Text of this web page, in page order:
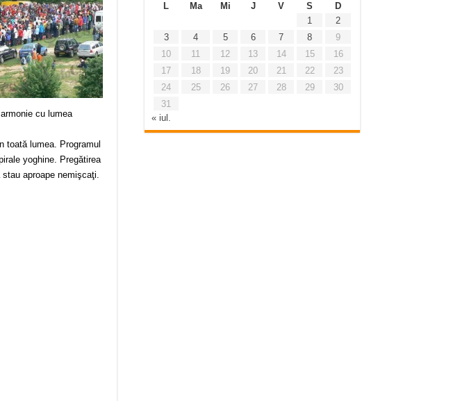
cu lumea
toată lumea. Programul
yoghine. Pregătirea
aproape nemişcaţi.
L
Ma Mi J V S
D
1
2
3
4 5 6 7 8
9
10
11 12 13 14 15
16
17
18 19 20 21 22
23
24
25 26 27 28 29
30
31
« iul.